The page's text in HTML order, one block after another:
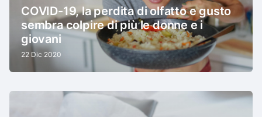
COVID-19, la perdita di olfatto e gusto
sembra colpire di più le donne e i
giovani
22 Dic 2020